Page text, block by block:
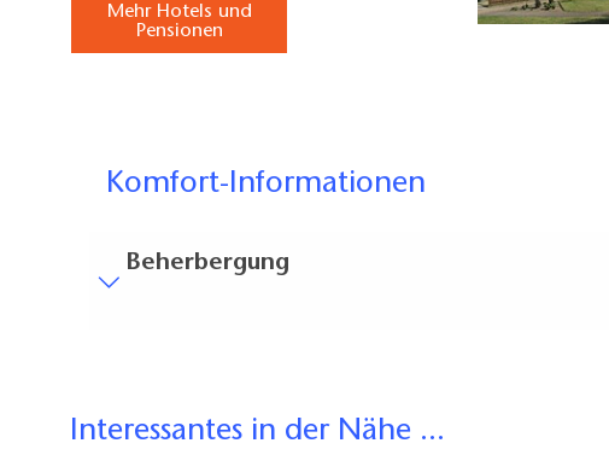
Mehr Hotels und
Pensionen
Komfort-Informationen
Beherbergung
Interessantes in der Nähe ...